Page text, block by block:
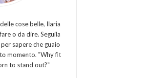
cose belle, Ilaria
o da dire. Seguila
sapere che guaio
momento. "Why fit
to stand out?"